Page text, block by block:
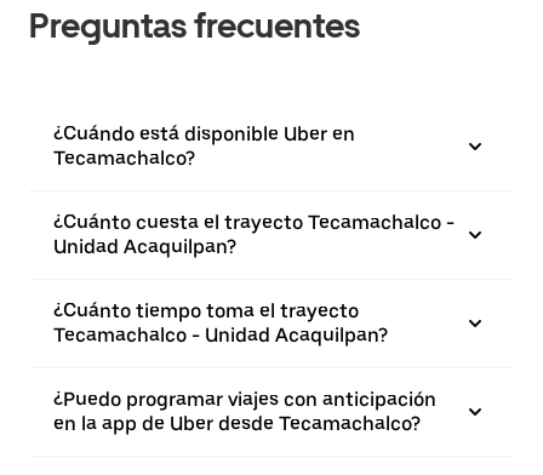
Preguntas frecuentes
¿Cuándo está disponible Uber en
Tecamachalco?
¿Cuánto cuesta el trayecto Tecamachalco -
Unidad Acaquilpan?
¿Cuánto tiempo toma el trayecto
Tecamachalco - Unidad Acaquilpan?
¿Puedo programar viajes con anticipación
en la app de Uber desde Tecamachalco?